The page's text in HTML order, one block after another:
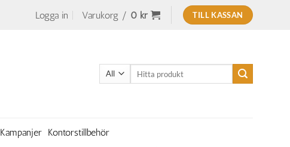
Logga in Varukorg / 0 kr TILL KASSAN
Kampanjer Kontorstillbehör